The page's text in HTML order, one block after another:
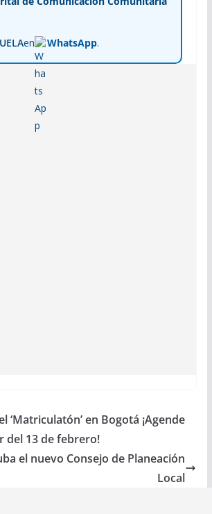
en WhatsApp.
‘Matriculatón’ en Bogotá ¡Agende
del 13 de febrero!
el nuevo Consejo de Planeación
Local